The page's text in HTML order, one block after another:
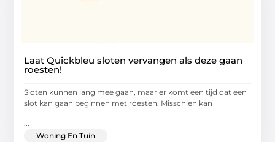
Laat Quickbleu sloten vervangen als deze gaan
roesten!
Sloten kunnen lang mee gaan, maar er komt een tijd dat een
slot kan gaan beginnen met roesten. Misschien kan
Woning En Tuin